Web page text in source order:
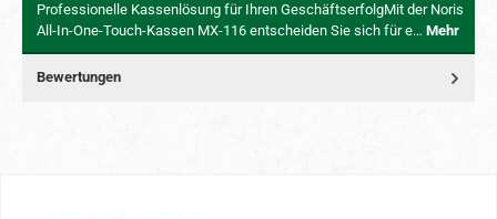
Professionelle Kassenlösung für Ihren GeschäftserfolgMit der Noris
All-In-One-Touch-Kassen MX-116 entscheiden Sie sich für e… Mehr
Bewertungen